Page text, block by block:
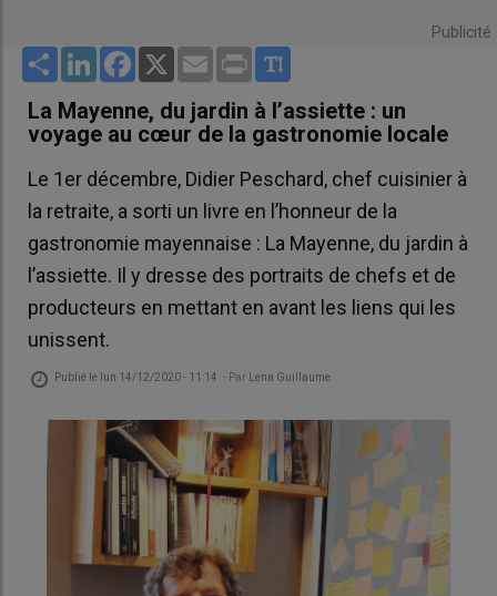
Publicité
Share LinkedInFacebook
X Email Print
La Mayenne, du jardin à l’assiette : un
voyage au cœur de la gastronomie locale
Le 1er décembre, Didier Peschard, chef cuisinier à
la retraite, a sorti un livre en l’honneur de la
gastronomie mayennaise : La Mayenne, du jardin à
l’assiette. Il y dresse des portraits de chefs et de
producteurs en mettant en avant les liens qui les
unissent.
Publié le lun 14/12/2020 - 11:14 - Par Lena Guillaume